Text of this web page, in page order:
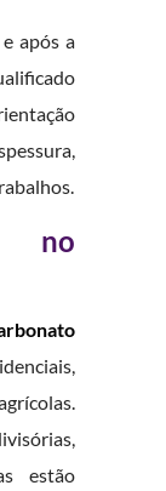
após a
no
estão